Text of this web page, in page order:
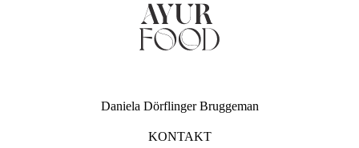
Daniela Dörflinger Bruggeman
KONTAKT